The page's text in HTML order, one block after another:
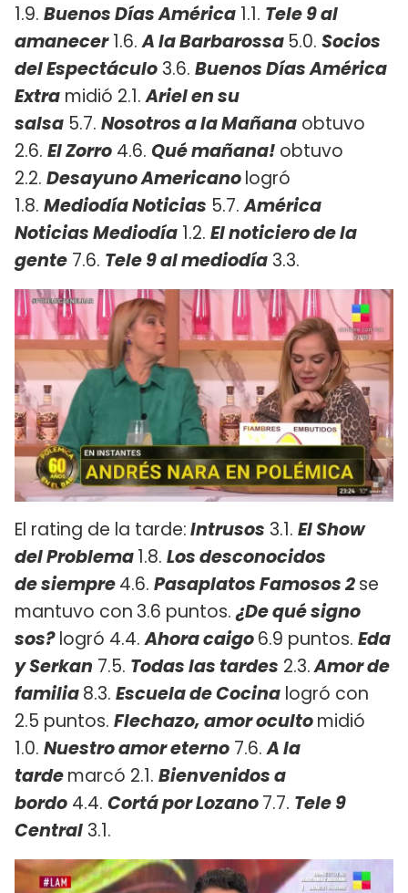
1.9. Buenos Días América 1.1. Tele 9 al
amanecer1.6.A la Barbarossa5.0. Socios
del Espectáculo 3.6. Buenos Días América
Extra midió 2.1.Ariel en su
salsa 5.7. Nosotros a la Mañana obtuvo
2.6. El Zorro 4.6. Qué mañana! obtuvo
2.2. Desayuno Americanologró
1.8. Mediodía Noticias 5.7.América
Noticias Mediodía 1.2. El noticiero de la
gente 7.6. Tele 9 al mediodía 3.3.
El rating de la tarde:Intrusos 3.1. El Show
del Problema1.8. Los desconocidos
desiempre4.6. Pasaplatos Famosos 2se
mantuvo con 3.6 puntos.¿De qué signo
sos?logró 4.4.Ahora caigo6.9 puntos. Eda
y Serkan 7.5. Todas las tardes 2.3.Amor de
familia8.3. Escuela de Cocina logró con
2.5 puntos. Flechazo, amor ocultomidió
1.0. Nuestro amor eterno 7.6.A la
tardemarcó 2.1. Bienvenidos a
bordo 4.4. Cortá por Lozano7.7. Tele 9
Central 3.1.